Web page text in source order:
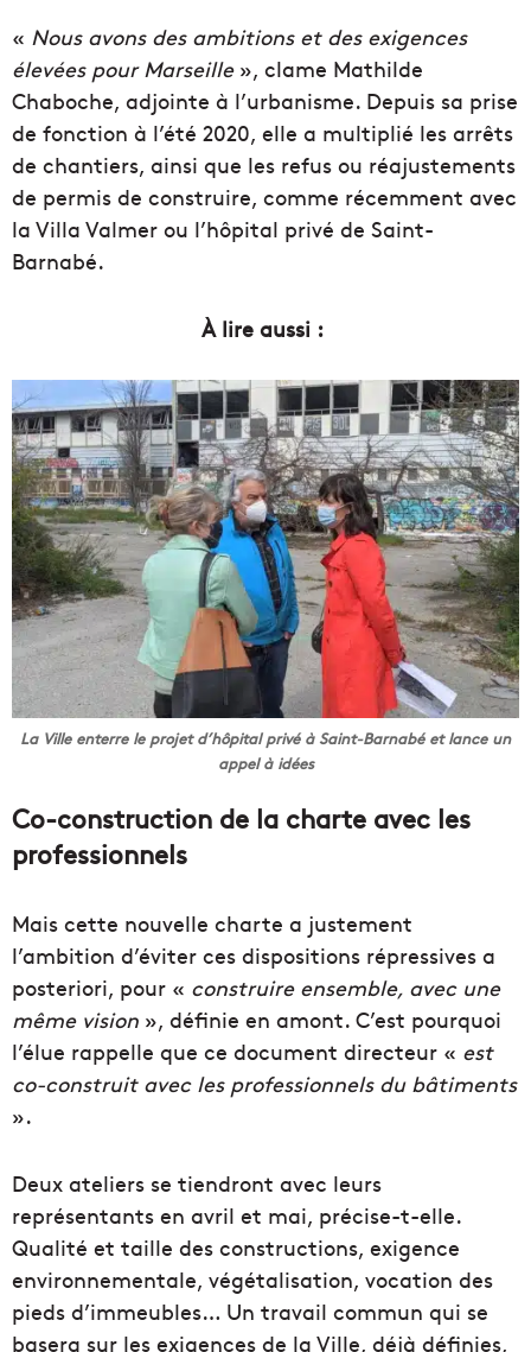
« Nous avons des ambitions et des exigences
élevées pour Marseille», clame Mathilde
Chaboche, adjointe à l’urbanisme. Depuis sa prise
de fonction à l’été 2020, elle a multiplié les arrêts
de chantiers, ainsi que les refus ou réajustements
de permis de construire, comme récemment avec
la Villa Valmer ou l’hôpital privé de Saint-
Barnabé.
À lire aussi :
La Ville enterre le projet d’hôpital privé à Saint-Barnabé et lance un
appel à idées
Co-construction de la charte avec les
professionnels
Mais cette nouvelle charte a justement
l’ambition d’éviter ces dispositions répressives a
posteriori, pour « construire ensemble, avec une
même vision », définie en amont. C’est pourquoi
l’élue rappelle que ce document directeur « est
co-construit avec les professionnels du bâtiments
».
Deux ateliers se tiendront avec leurs
représentants en avril et mai, précise-t-elle.
Qualité et taille des constructions, exigence
environnementale, végétalisation, vocation des
pieds d’immeubles… Un travail commun qui se
basera sur les exigences de la Ville, déjà définies,